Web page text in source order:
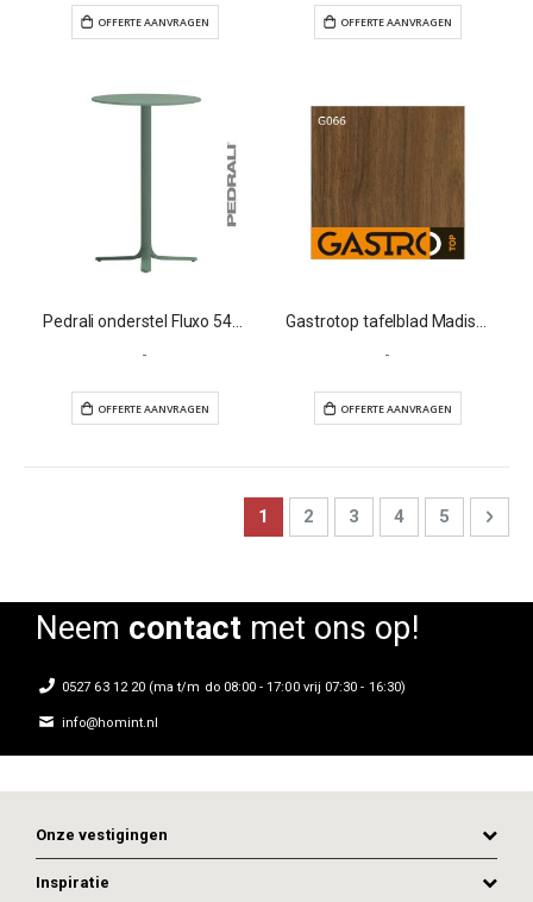
OFFERTE AANVRAGEN OFFERTE
Pedrali onderstel Fluxo 5464
-
Gastrotop tafelblad Madison noten
-
Page
You're currently reading page
1 Page
2 Page
3 Page
4 Page
5 Page
Next
Neem contactmet ons op!
0527 63 12 20 (ma t/m do 08:00 - 17:00 vrij 07:30 - 16:30)
info@homint.nl
Onze vestigingen
Inspiratie